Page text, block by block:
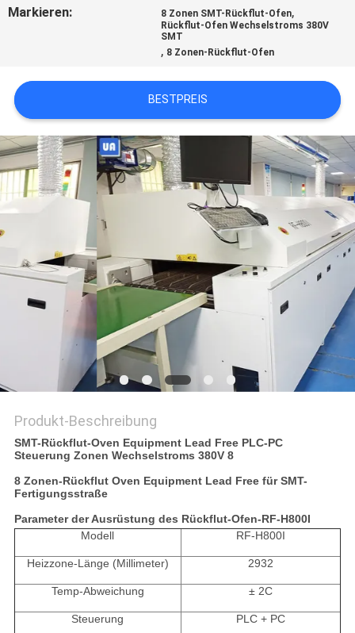
FORDERN
SIE
EIN
ZITAT
VR
SITEMAP
PRIVACY
POLICY
Markieren: 8 Zonen SMT-Rückflut-Ofen,
Rückflut-Ofen Wechselstroms 380V
SMT
, 8 Zonen-Rückflut-Ofen
BESTPREIS
Produkt-Beschreibung
SMT-Rückflut-Oven Equipment Lead Free PLC-PC
Steuerung Zonen Wechselstroms 380V 8
8 Zonen-Rückflut Oven Equipment Lead Free für SMT-
Fertigungsstraße
Parameter der Ausrüstung des Rückflut-Ofen-RF-H800I
Modell
RF-H800I
Heizzone-Länge (Millimeter) 2932
Temp-Abweichung ± 2C
Steuerung PLC + PC